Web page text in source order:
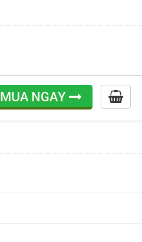
MUA NGAY